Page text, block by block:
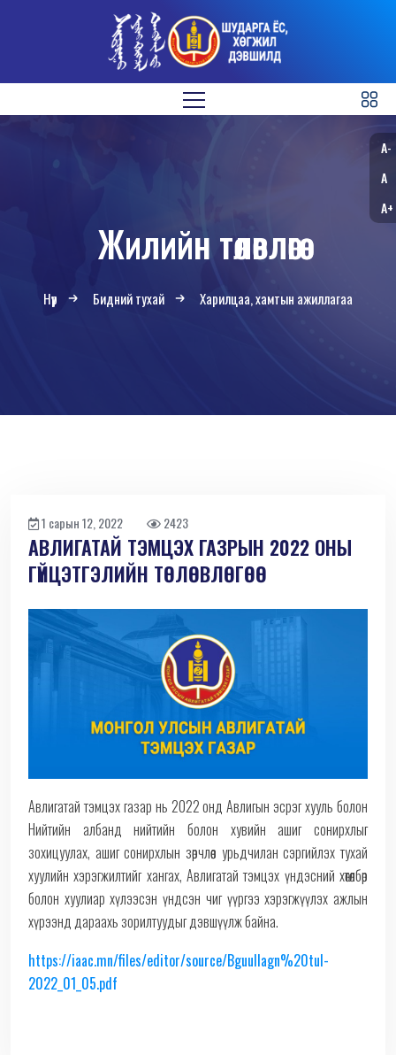
Жилийн төлөвлөгөө
Нүүр Бидний тухай Харилцаа, хамтын ажиллагаа
1 сарын 12, 2022 2423
АВЛИГАТАЙ ТЭМЦЭХ ГАЗРЫН 2022 ОНЫ
ГҮЙЦЭТГЭЛИЙН ТӨЛӨВЛӨГӨӨ
Авлигатай тэмцэх газар нь 2022 онд Авлигын эсрэг хууль болон
Нийтийн албанд нийтийн болон хувийн ашиг сонирхлыг
зохицуулах, ашиг сонирхлын зөрчлөөс урьдчилан сэргийлэх тухай
хуулийн хэрэгжилтийг хангах, Авлигатай тэмцэх үндэсний хөтөлбөр
болон хуулиар хүлээсэн үндсэн чиг үүргээ хэрэгжүүлэх ажлын
хүрээнд дараахь зорилтуудыг дэвшүүлж байна.
https://iaac.mn/files/editor/source/Bguullagn%20tul-
2022_01_05.pdf
A-
A
A+